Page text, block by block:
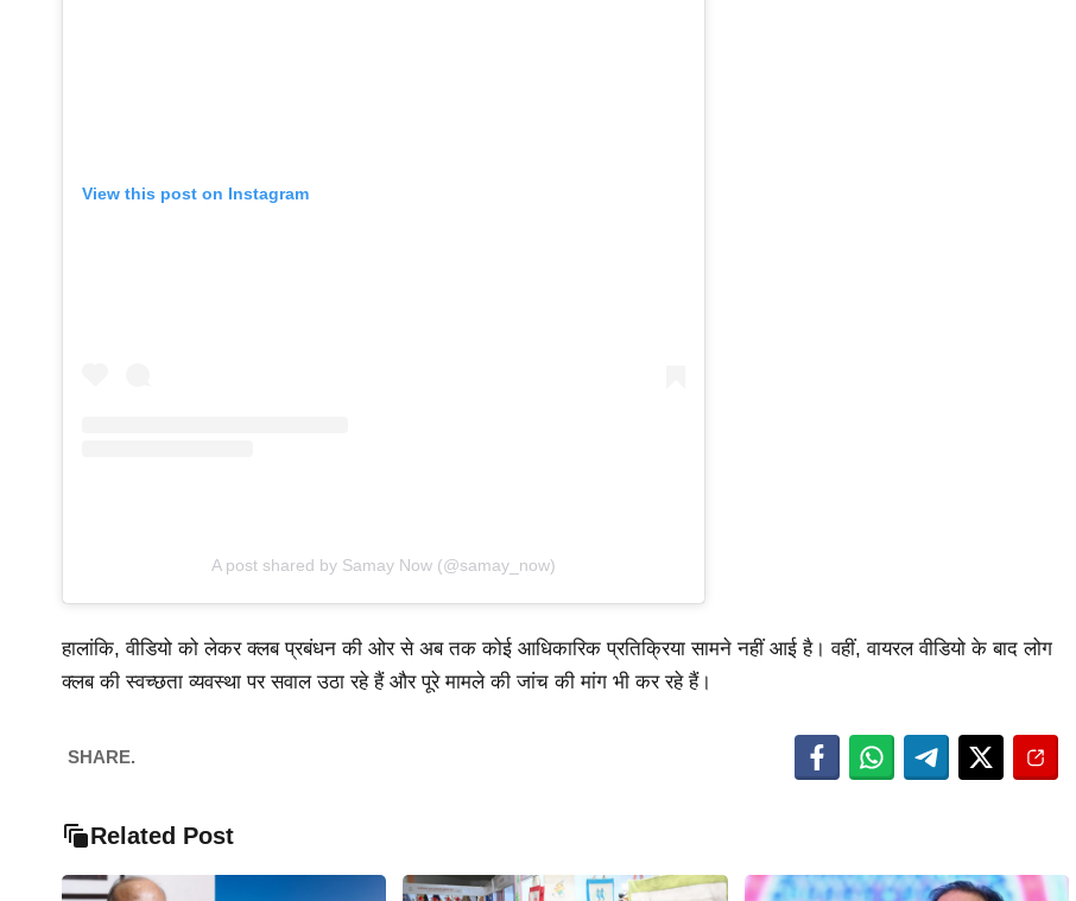
View this post on Instagram
A post shared by Samay Now (@samay_now)
हालांकि, वीडियो को लेकर क्लब प्रबंधन की ओर से अब तक कोई आधिकारिक प्रतिक्रिया सामने नहीं आई है। वहीं, वायरल वीडियो के बाद लोग
क्लब की स्वच्छता व्यवस्था पर सवाल उठा रहे हैं और पूरे मामले की जांच की मांग भी कर रहे हैं।
SHARE.
Related Post